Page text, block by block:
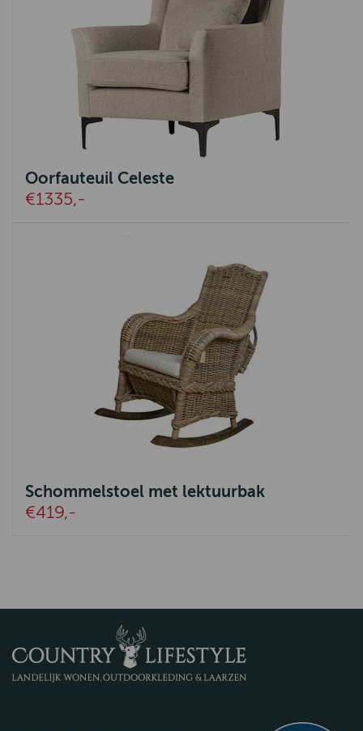
Oorfauteuil Celeste
€1335,-
Schommelstoel met lektuurbak
€419,-